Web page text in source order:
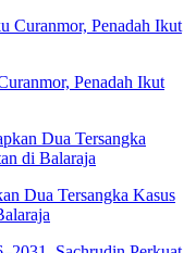
Penadah Ikut
Dua Tersangka Kasus